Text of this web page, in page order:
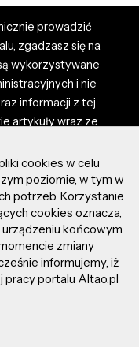
prowadzić
zgadzasz się na
wykorzystywane
i nie
informacji z tej
artykuły wraz ze
na portalu są
i właściciel
za tresci
Dodając
portalu oraz
materiały
altao.pl.
portalu.
zastrzeżone.
cookies w celu
poziomie, w tym w
potrzeb. Korzystanie
cookies oznacza,
końcowym.
zmiany
informujemy, iż
pracy portalu Altao.pl